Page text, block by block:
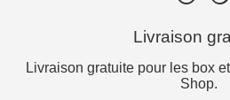
Livraison
Livraison gratuite pour les box
Shop.